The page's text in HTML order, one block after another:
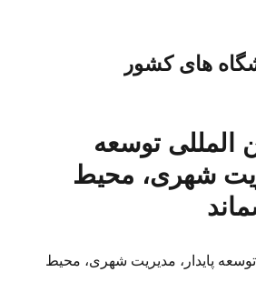
های کشور
المللی توسعه
شهرى، محیط
پایدار، مدیریت شهرى، محیط